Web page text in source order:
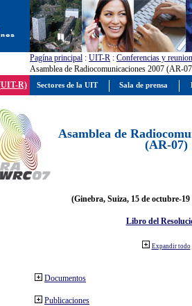
Pagína principal : UIT-R : Conferencias y
Asamblea de Radiocomunicaciones 2007 (AR-
R)
Asamblea de
(AR-07)
(Ginebra, Suiza, 15 de octubre-19
Libro del
Expandir todo
Documentos
Publicaciones
Sectores de la UIT Sala de prensa